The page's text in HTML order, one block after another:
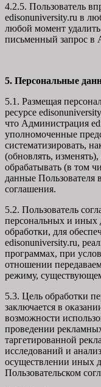
4.2.5. Пользователь
edisonuniversity.ru в
любой момент
письменный запрос в
5. Персональные
5.1. Размещая
ресурсе
что Администрация
уполномоченные
систематизировать,
(обновлять,
обрабатывать (в том
данные Пользователя
соглашения.
5.2. Пользователь
персональных и иных
обработки, для
edisonuniversity.ru,
программах, при
отношении
режиму,
5.3. Цель обработки
заключается в
возможности
проведении
таргетированной
исследований и
осуществлении иных
Пользовательском